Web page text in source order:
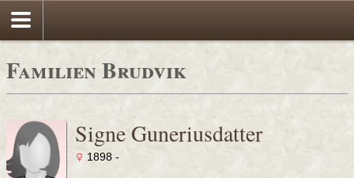
Familien Brudvik
Signe Guneriusdatter
1898 -